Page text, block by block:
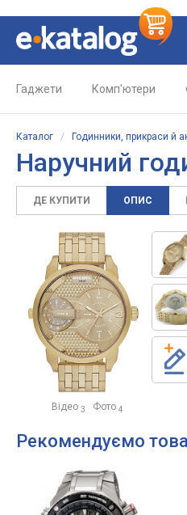
Гаджети Комп'ютери
Каталог / Годинники, прикраси й
Наручний
ДЕ КУПИТИ ОПИС
Відео 3 Фото 4
Рекомендуємо